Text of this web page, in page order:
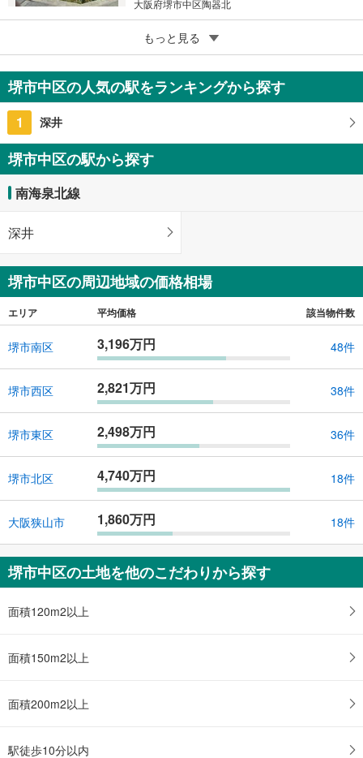
大阪府堺市中区陶器北
成約でもらえる
堺市中区平井
1,999万円
149.94m2（登記）
もっと見る
堺市中区の人気の駅をランキングから探す
1 深井
堺市中区の駅から探す
南海泉北線
深井
堺市中区の周辺地域の価格相場
エリア 平均価格 該当物件数
堺市南区 3,196万円 48件
堺市西区 2,821万円 38件
堺市東区 2,498万円 36件
堺市北区 4,740万円 18件
大阪狭山市 1,860万円 18件
堺市中区の土地を他のこだわりから探す
面積120m2以上
面積150m2以上
面積200m2以上
駅徒歩10分以内